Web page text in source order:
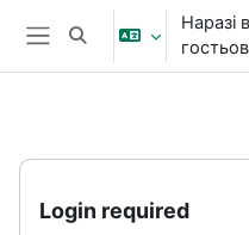
Перейти до головного вмісту
Бокова панель
Переключити
Наразі
Login required